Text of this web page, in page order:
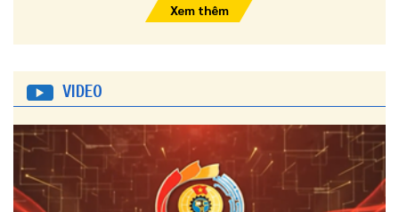
Xem thêm
VIDEO